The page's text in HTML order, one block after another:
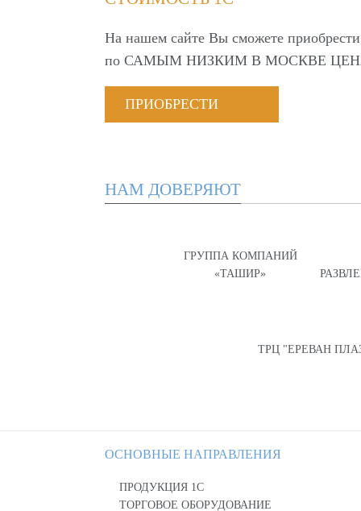
На нашем сайте Вы сможете
по САМЫМ НИЗКИМ В МОСКВЕ
ПРИОБРЕСТИ
НАМ ДОВЕРЯЮТ
ГРУППА КОМПАНИЙ
«ТАШИР»
ТРЦ "ЕРЕВАН
ОСНОВНЫЕ НАПРАВЛЕНИЯ
ПРОДУКЦИЯ 1С
ТОРГОВОЕ ОБОРУДОВАНИЕ